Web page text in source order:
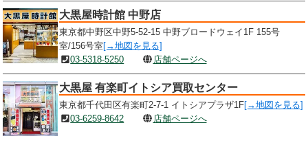
大黒屋時計館 中野店
東京都中野区中野5-52-15 中野ブロードウェイ1F 155号
室/156号室[→地図を見る]
03-5318-5250
店舗ページへ
大黒屋 有楽町イトシア買取センター
東京都千代田区有楽町2-7-1 イトシアプラザ1F[→地図を見る]
03-6259-8642
店舗ページへ